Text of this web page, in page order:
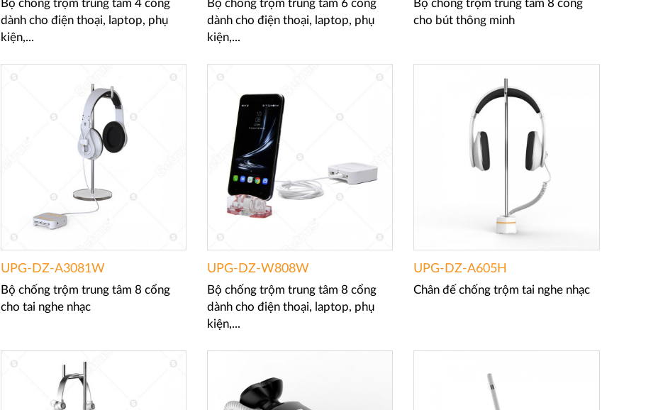
Bộ chống trộm trung tâm 4 cổng
dành cho điện thoại, laptop, phụ
kiện,...
Bộ chống trộm trung tâm 6 cổng
dành cho điện thoại, laptop, phụ
kiện,...
Bộ chống trộm trung tâm 8 cổng
cho bút thông minh
UPG-DZ-A3081W
Bộ chống trộm trung tâm 8 cổng
cho tai nghe nhạc
UPG-DZ-W808W
Bộ chống trộm trung tâm 8 cổng
dành cho điện thoại, laptop, phụ
kiện,...
UPG-DZ-A605H
Chân đế chống trộm tai nghe nhạc